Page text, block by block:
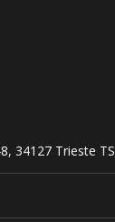
34127 Trieste TS